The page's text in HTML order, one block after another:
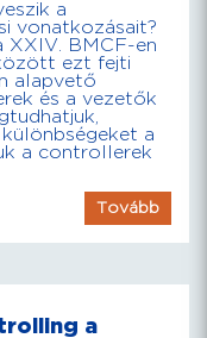
a
vonatkozásait?
XXIV. BMCF-en
ezt fejti
alapvető
és a vezetők
a
a controllerek
Tovább
a